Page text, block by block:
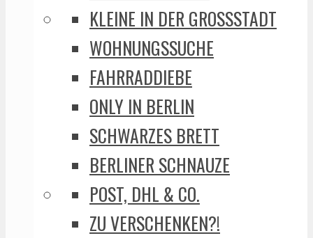
KLEINE IN DER GROSSSTADT
WOHNUNGSSUCHE
FAHRRADDIEBE
ONLY IN BERLIN
SCHWARZES BRETT
BERLINER SCHNAUZE
POST, DHL & CO.
ZU VERSCHENKEN?!